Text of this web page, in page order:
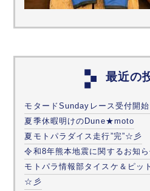
最近の
モタードSundayレース受付開
夏季休暇明けのDune★moto
夏モトパラダイス走行”完”☆彡
令和8年熊本地震に関するお知
モトパラ情報部タイスケ＆ピッ
☆彡